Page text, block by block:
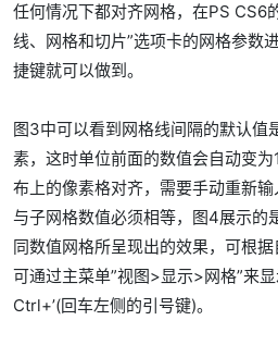
任何情况下都对齐网格，在PS CS6
线、网格和切片”选项卡的网格参数
捷键就可以做到。
图3中可以看到网格线间隔的默认值
素，这时单位前面的数值会自动变
布上的像素格对齐，需要手动重新
与子网格数值必须相等，图4展示的
同数值网格所呈现出的效果，可根
可通过主菜单”视图>显示>网格”来
Ctrl+’(回车左侧的引号键)。